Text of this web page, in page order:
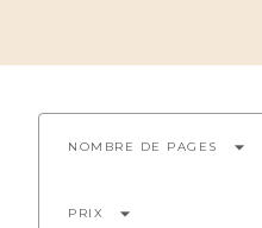
NOMBRE DE PAGES arrow_drop_down
PRIX arrow_drop_down